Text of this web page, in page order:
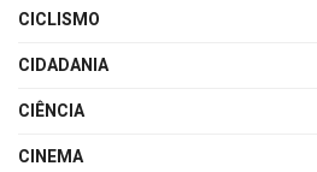
CICLISMO
CIDADANIA
CIÊNCIA
CINEMA